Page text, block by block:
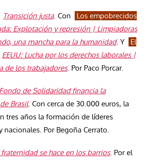
Transición justa. Con
Los empobrecidos
Explotación y represión | Limpiadoras
una mancha para la humanidad. Y
El
EEUU: Lucha por los derechos laborales |
de los trabajadores. Por Paco Porcar.
de Solidaridad financia la
Brasil. Con cerca de 30.000 euros, la
tres años la formación de líderes
nacionales. Por Begoña Cerrato.
fraternidad se hace en los barrios. Por el